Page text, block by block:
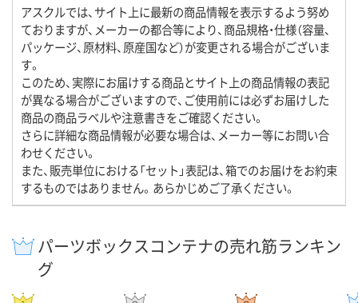
アスクルでは、サイト上に最新の商品情報を表示するよう努め
ておりますが、メーカーの都合等により、商品規格・仕様（容量、
パッケージ、原材料、原産国など）が変更される場合がございま
す。
このため、実際にお届けする商品とサイト上の商品情報の表記
が異なる場合がございますので、ご使用前には必ずお届けした
商品の商品ラベルや注意書きをご確認ください。
さらに詳細な商品情報が必要な場合は、メーカー等にお問い合
わせください。
また、販売単位における「セット」表記は、箱でのお届けをお約束
するものではありません。あらかじめご了承ください。
パーツボックスコンテナの売れ筋ランキン
グ